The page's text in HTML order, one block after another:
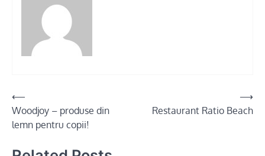
Post
navigation
⟵
Woodjoy – produse din
lemn pentru copii!
Restaurant Ratio Beach
⟶